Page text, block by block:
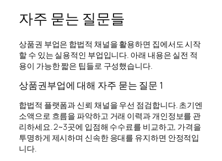
자주 묻는 질문들
상품권 부업은 합법적 채널을 활용하면 집에서도 시작
할 수 있는 실용적인 부업입니다. 아래 내용은 실전 적
용이 가능한 짧은 팁들로 구성했습니다.
상품권부업에 대해 자주 묻는 질문 1
합법적 플랫폼과 신뢰 채널을 우선 점검합니다. 초기엔
소액으로 흐름을 파악하고 거래 이력과 개인정보를 관
리하세요. 2~3곳에 입점해 수수료를 비교하고, 가격을
투명하게 제시하며 신속한 응대를 유지하면 안정적입
니다.